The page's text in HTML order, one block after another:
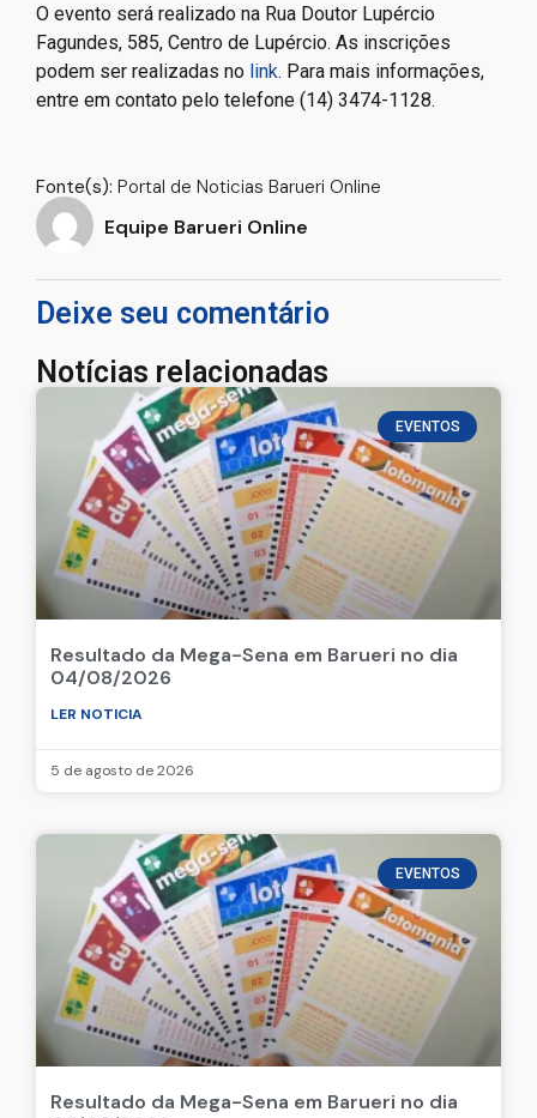
O evento será realizado na Rua Doutor Lupércio
Fagundes, 585, Centro de Lupércio. As inscrições
podem ser realizadas no link. Para mais informações,
entre em contato pelo telefone (14) 3474-1128.
Fonte(s): Portal de Noticias Barueri Online
Equipe Barueri Online
Deixe seu comentário
Notícias relacionadas
EVENTOS
Resultado da Mega-Sena em Barueri no dia
04/08/2026
LER NOTICIA
5 de agosto de 2026
EVENTOS
Resultado da Mega-Sena em Barueri no dia